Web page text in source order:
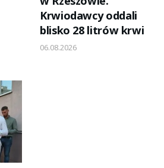
Krwiodawcy oddali
blisko 28 litrów krwi
06.08.2026